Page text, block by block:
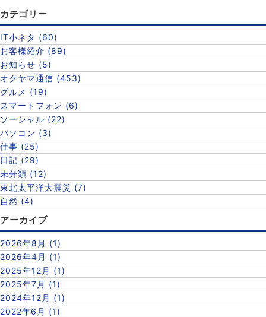
カテゴリー
IT小ネタ (60)
お客様紹介 (89)
お知らせ (5)
オクヤマ通信 (453)
グルメ (19)
スマートフォン (6)
ソーシャル (22)
パソコン (3)
仕事 (25)
日記 (29)
未分類 (12)
東北太平洋大震災 (7)
自然 (4)
アーカイブ
2026年8月 (1)
2026年4月 (1)
2025年12月 (1)
2025年7月 (1)
2024年12月 (1)
2022年6月 (1)